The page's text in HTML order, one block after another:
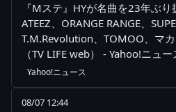
『Mステ』HYが名曲を23年ぶり
ATEEZ、ORANGE RANGE、
T.M.Revolution、TOMOO、マ
（TV LIFE web） - Yahoo!ニュー
Yahoo!ニュース
08/07 12:44